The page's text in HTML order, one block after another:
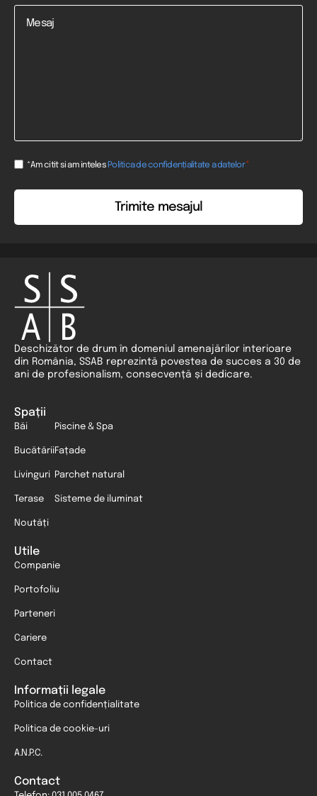
Mesaj
Consent
*Am citit si am inteles Politica de confidențialitate a datelor*
Deschizător de drum în domeniul amenajărilor interioare
din România, SSAB reprezintă povestea de succes a 30 de
ani de profesionalism, consecvență și dedicare.
Spații
Băi
Bucătării
Livinguri
Terase
Noutăți
Piscine & Spa
Fațade
Parchet natural
Sisteme de iluminat
Utile
Companie
Portofoliu
Parteneri
Cariere
Contact
Informații legale
Politica de confidențialitate
Politica de cookie-uri
A.N.P.C.
Contact